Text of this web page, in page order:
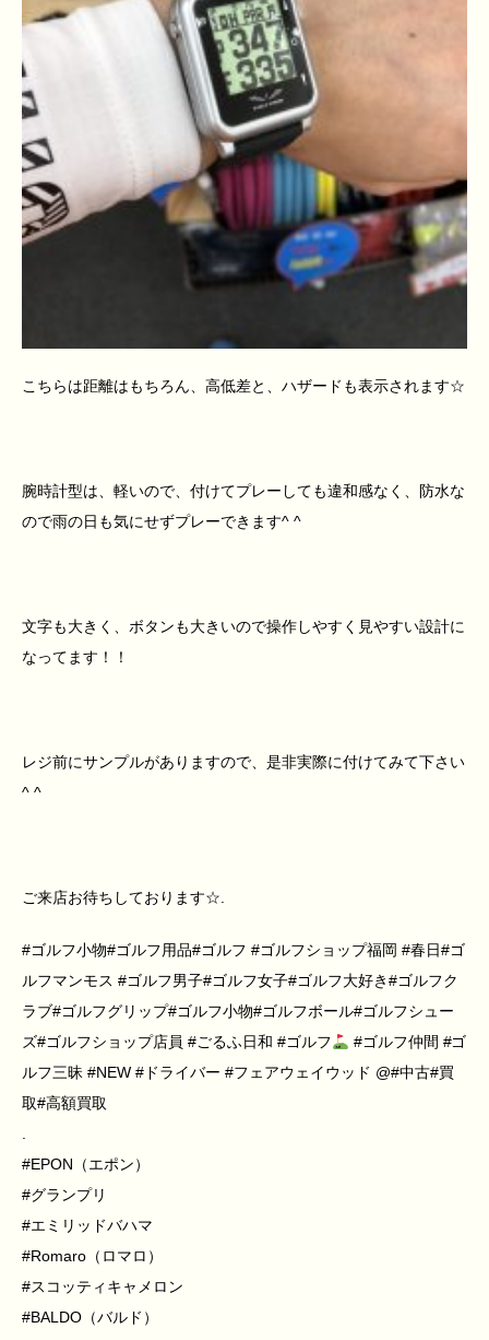
こちらは距離はもちろん、高低差と、ハザードも表示されます☆
腕時計型は、軽いので、付けてプレーしても違和感なく、防水な
ので雨の日も気にせずプレーできます^ ^
文字も大きく、ボタンも大きいので操作しやすく見やすい設計に
なってます！！
レジ前にサンプルがありますので、是非実際に付けてみて下さい
^ ^
ご来店お待ちしております☆.
#ゴルフ小物#ゴルフ用品#ゴルフ #ゴルフショップ福岡 #春日#ゴ
ルフマンモス #ゴルフ男子#ゴルフ女子#ゴルフ大好き#ゴルフク
ラブ#ゴルフグリップ#ゴルフ小物#ゴルフボール#ゴルフシュー
ズ#ゴルフショップ店員 #ごるふ日和 #ゴルフ
#ゴルフ仲間 #ゴ
ルフ三昧 #NEW #ドライバー #フェアウェイウッド @#中古#買
取#高額買取
.
#EPON（エポン）
#グランプリ
#エミリッドバハマ
#Romaro（ロマロ）
#スコッティキャメロン
#BALDO（バルド）